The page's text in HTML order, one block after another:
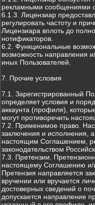
рекламными сообщениями
6.1.3. Лицензиар
регулировать частоту и
Лицензиара вплоть до
нотификаторов.
6.2. Функциональные
возможность направления
иных Пользователей.
7. Прочие условия
7.1. Зарегистрированный
определяет условия и
аккаунта (профиля),
могут противоречить
7.2. Применимое право.
заключения и исполнения,
настоящим Соглашением,
законодательством
7.3. Претензии.
настоящему Соглашению и/
Претензия направляется
вручении или вручается
достоверных сведений о
допускается направление